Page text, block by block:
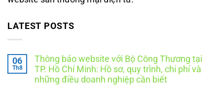
LATEST POSTS
06
Th8
Thông báo website với Bộ Công Thương tại
TP. Hồ Chí Minh: Hồ sơ, quy trình, chi phí và
những điều doanh nghiệp cần biết